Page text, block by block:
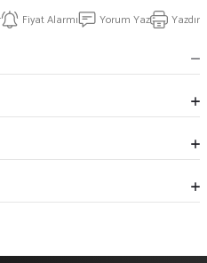
Fiyat Alarmı Yorum Yaz Yazdır